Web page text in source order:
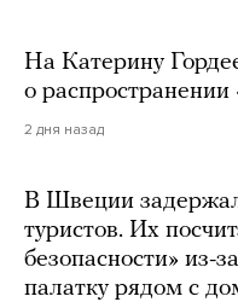
На Катерину
о
2 дня назад
В Швеции
туристов. Их
безопасности» из-
палатку рядом с